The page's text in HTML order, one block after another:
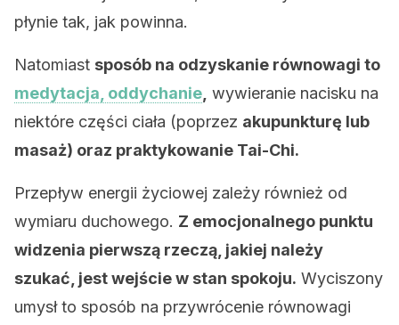
płynie tak, jak powinna.
Natomiast sposób na odzyskanie równowagi to
medytacja, oddychanie wywieranie nacisku na
niektóre części ciała (poprzez akupunkturę lub
masaż) oraz praktykowanie Tai-Chi.
Przepływ energii życiowej zależy również od
wymiaru duchowego. Z emocjonalnego punktu
widzenia pierwszą rzeczą, jakiej należy
szukać, jest wejście w stan spokoju. Wyciszony
umysł to sposób na przywrócenie równowagi